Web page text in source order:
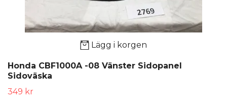
Lägg i korgen
Honda CBF1000A -08 Vänster Sidopanel
Sidoväska
349 kr